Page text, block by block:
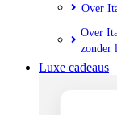
Over
Over
zonder
Luxe cadeaus